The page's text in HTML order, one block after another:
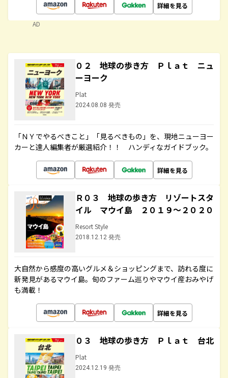
詳細を見る
AD
０２ 地球の歩き方 Ｐｌａｔ ニュ
ーヨーク
Plat
2024.08.08 発売
「ＮＹでやるべきこと」「見るべきもの」を、現地ニューヨー
カーと達人編集者が厳選紹介！！ ハンディなガイドブック。
詳細を見る
Ｒ０３ 地球の歩き方 リゾートスタ
イル マウイ島 ２０１９～２０２０
Resort Style
2018.12.12 発売
大自然から感度の高いグルメ＆ショッピングまで、訪れる度に
新発見があるマウイ島。旬のファーム巡りやマウイ産おみやげ
も満載！
詳細を見る
０３ 地球の歩き方 Ｐｌａｔ 台北
Plat
2024.12.19 発売